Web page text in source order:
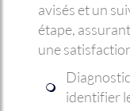
avisés et un
étape,
une
identifier